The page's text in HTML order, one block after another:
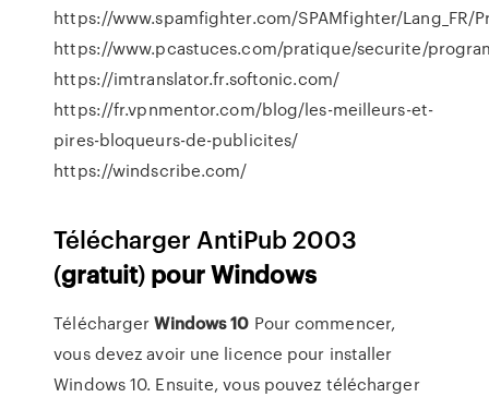
https://www.spamfighter.com/SPAMfighter/Lang_FR/
https://www.pcastuces.com/pratique/securite/
https://imtranslator.fr.softonic.com/
https://fr.vpnmentor.com/blog/les-meilleurs-et-
pires-bloqueurs-de-publicites/
https://windscribe.com/
Télécharger AntiPub 2003
(gratuit) pourWindows
TéléchargerWindows10 Pour commencer,
vous devez avoir une licence pour installer
Windows 10. Ensuite, vous pouvez télécharger